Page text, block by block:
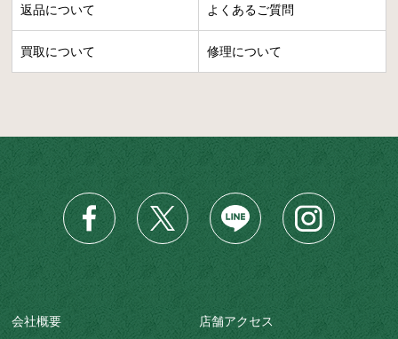
返品について よくあるご質問
買取について 修理について
会社概要 店舗アクセス